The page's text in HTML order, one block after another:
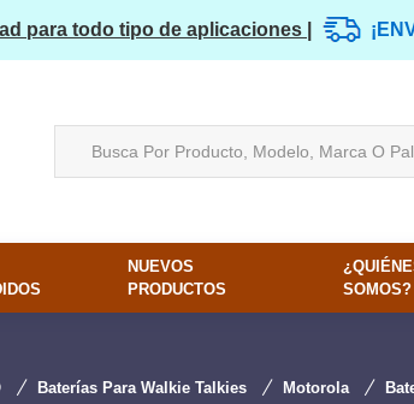
para todo tipo de aplicaciones |
NUEVOS
PRODUCTOS
SOMOS?
Baterías Para Walkie Talkies Motorola